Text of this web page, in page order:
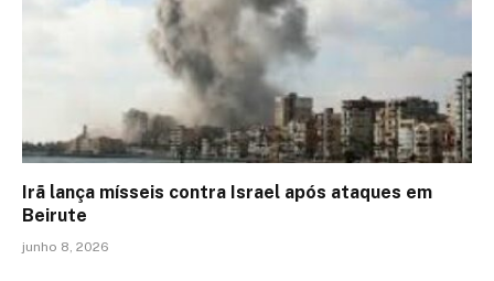
Irã lança mísseis contra Israel após ataques em
Beirute
junho 8, 2026